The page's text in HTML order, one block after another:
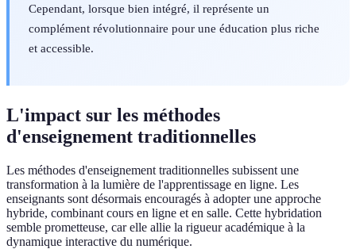
Cependant, lorsque bien intégré, il représente un
complément révolutionnaire pour une éducation plus riche
et accessible.
L'impact sur les méthodes
d'enseignement traditionnelles
Les méthodes d'enseignement traditionnelles subissent une
transformation à la lumière de l'apprentissage en ligne. Les
enseignants sont désormais encouragés à adopter une approche
hybride, combinant cours en ligne et en salle. Cette hybridation
semble prometteuse, car elle allie la rigueur académique à la
dynamique interactive du numérique.